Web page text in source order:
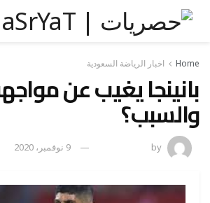
Home اخبار الرياضة السعودية
بانينجا يغيب عن
والسبب؟
by 9 نوفمبر، 2020